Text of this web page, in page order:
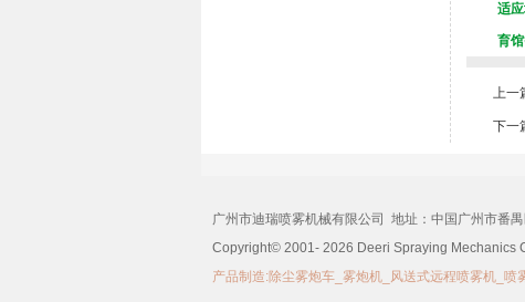
适
育
上一
下一
广州市迪瑞喷雾机械有限公司 地址：中国广州市番
Copyright© 2001- 2026 Deeri Spraying Mechanics
产品制造:除尘雾炮车_雾炮机_风送式远程喷雾机_喷